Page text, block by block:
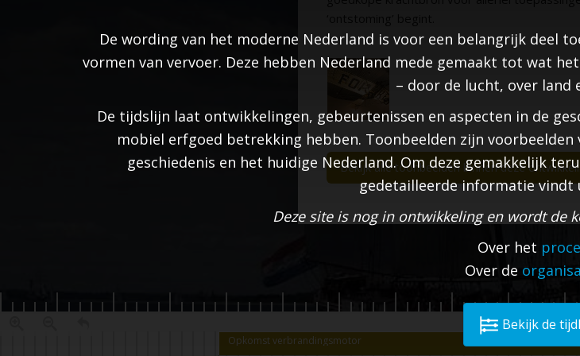
De wording van het moderne Nederland is voor een belangrijk deel
vormen van vervoer. Deze hebben Nederland mede gemaakt tot wat
– door de lucht, over land
De tijdslijn laat ontwikkelingen, gebeurtenissen en aspecten in de
mobiel erfgoed betrekking hebben. Toonbeelden zijn
geschiedenis en het huidige Nederland. Om deze gemakkelijk
gedetailleerde informatie vindt
Deze site is nog in ontwikkeling en wordt de
Over het
Over de
Bekijk de
Bekijk alle toonbeelden binnen deze
Opkomst verbrandingsmotor